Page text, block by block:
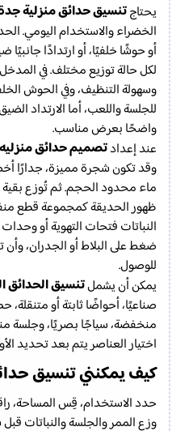
يحتاجتنسيق حدائق منزلية
الخضراء والاستخدام اليومي.
أو حوشًا خلفيًا، أو ارتدادًا جانبيًا
لكل حالة توزيع مختلف. في
وسهولة التنظيف، وفي الحوش
للجلسة واللعب، أما الارتداد
واضحًا بعرض مناسب.
عند إعدادتصميم حدائق
وقد تكون شجرة مميزة، جدارًا
ماء محدود الحجم. ثم تُوزع بقية
ظهور الحديقة كمجموعة قطع
النباتات فتحات التهوية أو
ضغط على البلاط أو الجدران،
للوصول.
يمكن أن يشملتنسيق الحدائق
صناعيًا، أحواضًا ثابتة أو
منخفضة، سياجًا بصريًا، وجلسة
اختيار العناصر يتم بعد تحديد
كيف يمكنني تنسيق
حدد الاستخدام، قِس المساحة،
وزع الممر والجلسة والنباتات